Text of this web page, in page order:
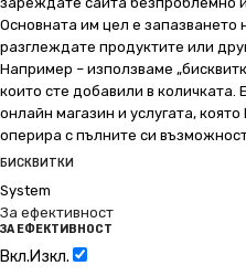
Основната им цел е запазването
разглеждате продуктите или
Например – използваме
които сте добавили в количката.
онлайн магазин и услугата,
оперира с пълните си
БИСКВИТКИ
System
За ефективност
ЗА ЕФЕКТИВНОСТ
Вкл.Изкл.